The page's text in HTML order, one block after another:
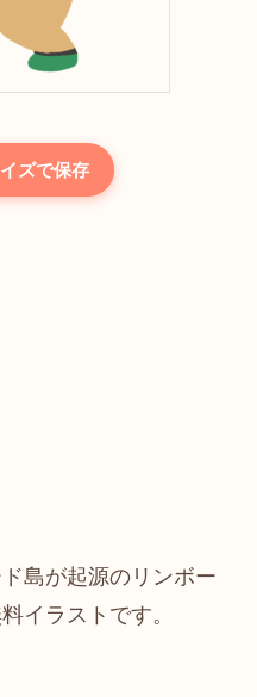
ズで保存
島が起源のリンボー
イラストです。